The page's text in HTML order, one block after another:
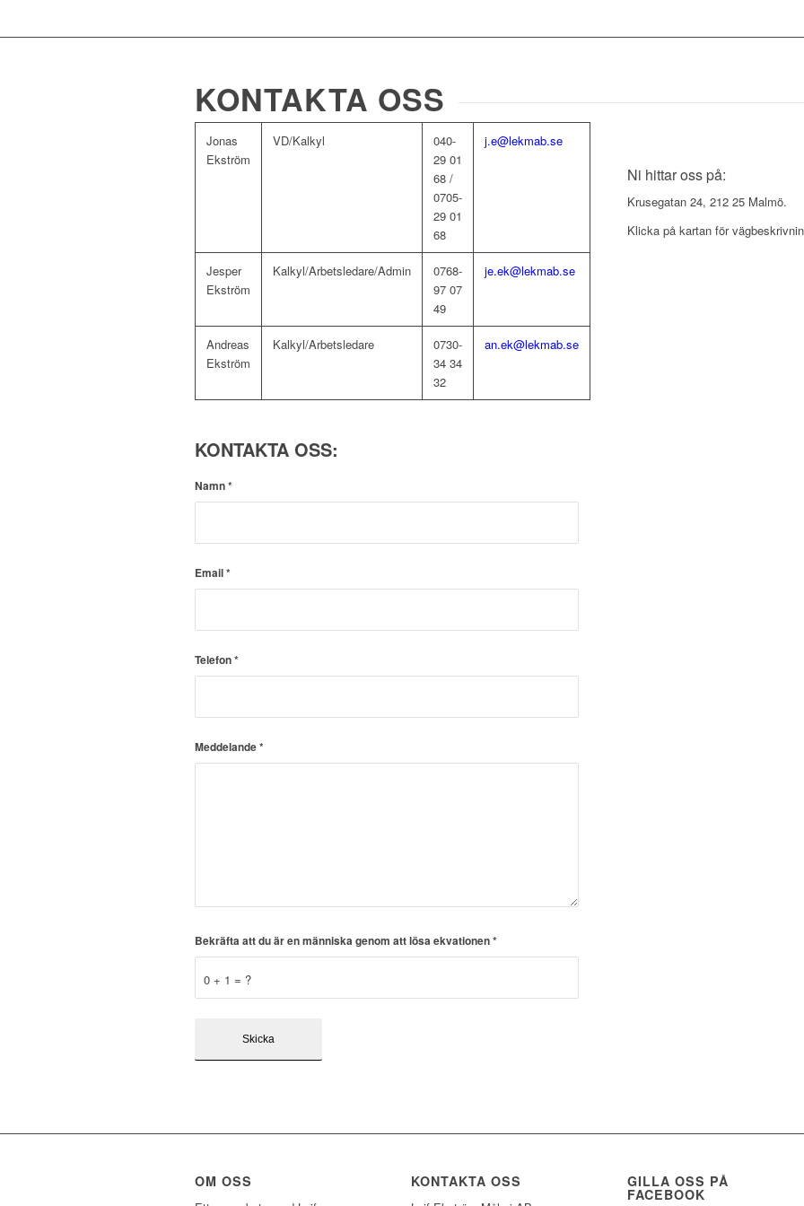
KONTAKTA OSS
Jonas
Ekström​
VD/Kalkyl​
040-
29 01
68 /
0705-
29 01
68​
j.e@lekmab.se​
Jesper
Ekström​
Kalkyl/Arbetsledare/Admin
0768-
97 07
49
je.ek@lekmab.se​
Andreas
Ekström
Kalkyl/Arbetsledare
0730-
34 34
32
an.ek@lekmab.se
KONTAKTA OSS:
Namn*
Email*
Telefon*
Meddelande*
0 + 1 = ?
Bekräfta att du är en människa genom att lösa ekvationen*
Ni hittar oss på:
Krusegatan 24, 212 25 Malmö.
Klicka på kartan för
OM OSS KONTAKTA OSS GILLA OSS PÅ
FACEBOOK